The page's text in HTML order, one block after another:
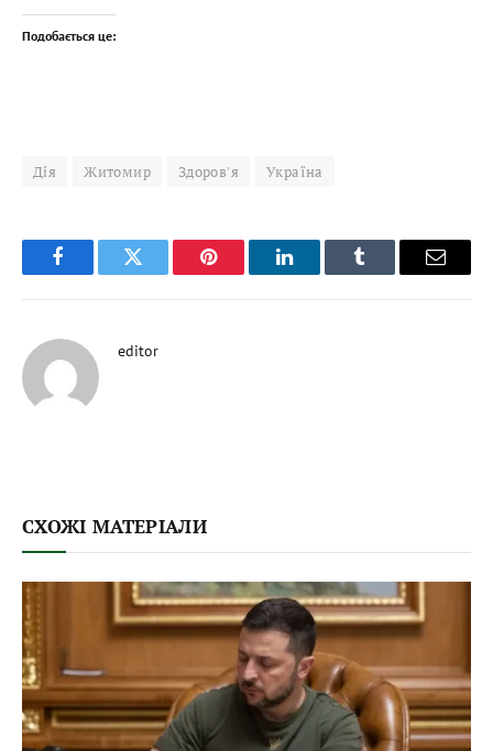
Подобається це:
Дія Житомир Здоров'я Україна
FacebookTwitter Pinterest LinkedInTumblr Email
editor
СХОЖІ МАТЕРІАЛИ